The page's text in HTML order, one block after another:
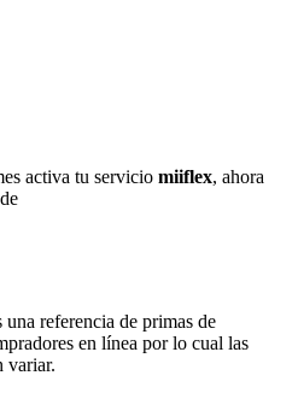
activa tu servicio miiflex, ahora
referencia de primas de
en línea por lo cual las
variar.